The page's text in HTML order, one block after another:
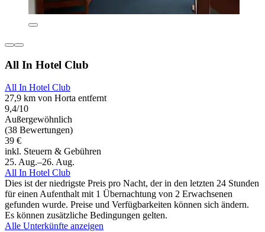
All In Hotel Club
All In Hotel Club
27,9 km von Horta entfernt
9,4/10
Außergewöhnlich
(38 Bewertungen)
39 €
inkl. Steuern & Gebühren
25. Aug.–26. Aug.
All In Hotel Club
Dies ist der niedrigste Preis pro Nacht, der in den letzten 24 Stunden
für einen Aufenthalt mit 1 Übernachtung von 2 Erwachsenen
gefunden wurde. Preise und Verfügbarkeiten können sich ändern.
Es können zusätzliche Bedingungen gelten.
Alle Unterkünfte anzeigen